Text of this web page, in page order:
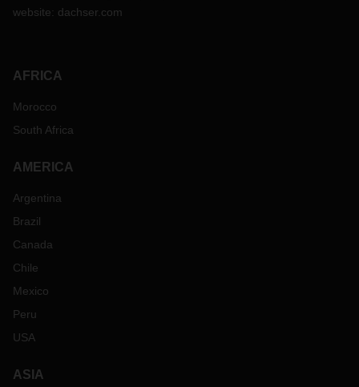
website: dachser.com
AFRICA
Morocco
South Africa
AMERICA
Argentina
Brazil
Canada
Chile
Mexico
Peru
USA
ASIA